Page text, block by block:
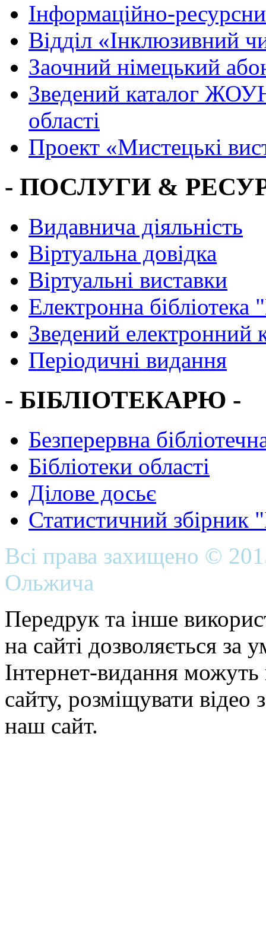
Інформаційно-
Вiддiл «Інклюзивний
Заочний німецький
Зведений каталог
області
Проект «Мистецькі
- ПОСЛУГИ &
Видавнича діяльність
Віртуальна довідка
Віртуальні виставки
Електронна
Зведений електронний
Періодичні видання
- БІБЛІОТЕКАРЮ -
Безперервна
Бібліотеки області
Ділове досьє
Статистичний
Всі права захищено ©
Ольжича
Передрук та інше
на сайті дозволяється
Інтернет-видання можуть
сайту, розміщувати відео
наш сайт.